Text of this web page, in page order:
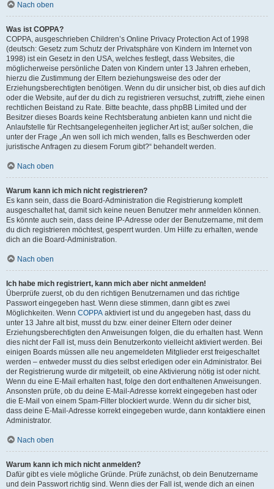
Nach oben
Was ist COPPA?
COPPA, ausgeschrieben Children’s Online Privacy Protection Act of 1998
(deutsch: Gesetz zum Schutz der Privatsphäre von Kindern im Internet von
1998) ist ein Gesetz in den USA, welches festlegt, dass Websites, die
möglicherweise persönliche Daten von Kindern unter 13 Jahren erheben,
hierzu die Zustimmung der Eltern beziehungsweise des oder der
Erziehungsberechtigten benötigen. Wenn du dir unsicher bist, ob dies auf dich
oder die Website, auf der du dich zu registrieren versuchst, zutrifft, ziehe einen
rechtlichen Beistand zu Rate. Bitte beachte, dass phpBB Limited und der
Besitzer dieses Boards keine Rechtsberatung anbieten kann und nicht die
Anlaufstelle für Rechtsangelegenheiten jeglicher Art ist; außer solchen, die
unter der Frage „An wen soll ich mich wenden, falls es Beschwerden oder
juristische Anfragen zu diesem Forum gibt?“ behandelt werden.
Nach oben
Warum kann ich mich nicht registrieren?
Es kann sein, dass die Board-Administration die Registrierung komplett
ausgeschaltet hat, damit sich keine neuen Benutzer mehr anmelden können.
Es könnte auch sein, dass deine IP-Adresse oder der Benutzername, mit dem
du dich registrieren möchtest, gesperrt wurden. Um Hilfe zu erhalten, wende
dich an die Board-Administration.
Nach oben
Ich habe mich registriert, kann mich aber nicht anmelden!
Überprüfe zuerst, ob du den richtigen Benutzernamen und das richtige
Passwort eingegeben hast. Wenn diese stimmen, dann gibt es zwei
Möglichkeiten. Wenn COPPA aktiviert ist und du angegeben hast, dass du
unter 13 Jahre alt bist, musst du bzw. einer deiner Eltern oder deiner
Erziehungsberechtigten den Anweisungen folgen, die du erhalten hast. Wenn
dies nicht der Fall ist, muss dein Benutzerkonto vielleicht aktiviert werden. Bei
einigen Boards müssen alle neu angemeldeten Mitglieder erst freigeschaltet
werden – entweder musst du dies selbst erledigen oder ein Administrator. Bei
der Registrierung wurde dir mitgeteilt, ob eine Aktivierung nötig ist oder nicht.
Wenn du eine E-Mail erhalten hast, folge den dort enthaltenen Anweisungen.
Ansonsten prüfe, ob du deine E-Mail-Adresse korrekt eingegeben hast oder
die E-Mail von einem Spam-Filter blockiert wurde. Wenn du dir sicher bist,
dass deine E-Mail-Adresse korrekt eingegeben wurde, dann kontaktiere einen
Administrator.
Nach oben
Warum kann ich mich nicht anmelden?
Dafür gibt es viele mögliche Gründe. Prüfe zunächst, ob dein Benutzername
und dein Passwort richtig sind. Wenn dies der Fall ist, wende dich an einen